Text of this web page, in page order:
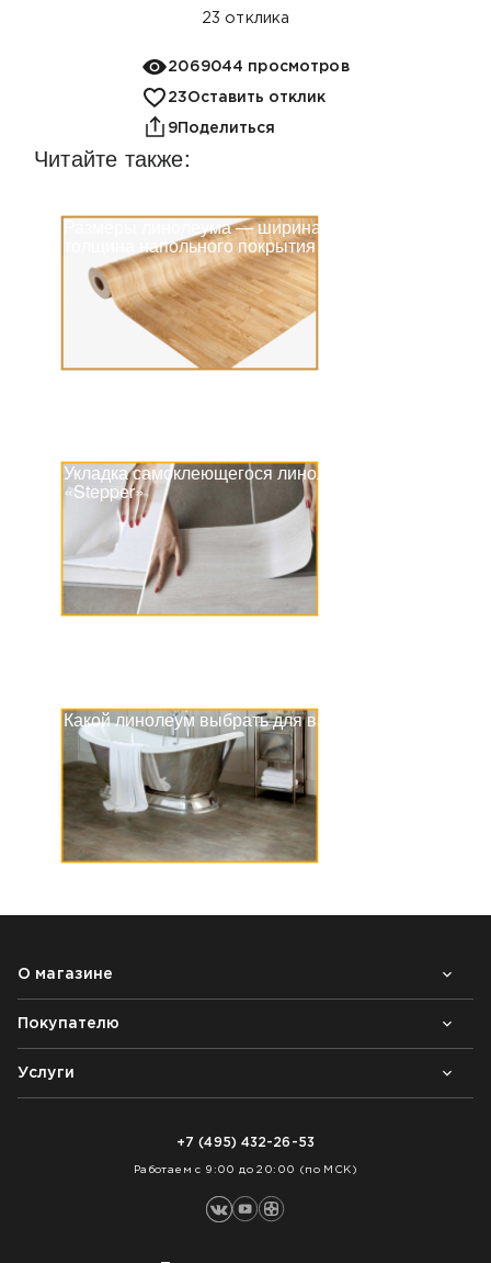
23 отклика
2069044 просмотров
23Оставить отклик
9Поделиться
Читайте также:
Размеры линолеума — ширина и
толщина напольного покрытия
Укладка самоклеющегося линолеума
«Stepper»
Какой линолеум выбрать для ванной?
О магазине
Почему выбирают нас
Контакты
Блог
Покупателю
Возврат товара
Как заказать
Услуги
+7 (495) 432-26-53
Работаем с 9:00 до 20:00 (по МСК)